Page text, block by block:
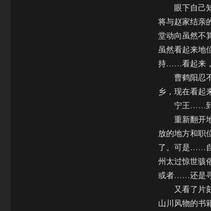
眼下自己知
将与赵家结亲
堂动向虽然不
虽然看起来地
持……看起来，
曹鹤阳忍不
乡，现在看起
宁王……到底
重新翻开地
放的地方和职
了。可是……
州太过惊世骇
或者……还是寻
又看了片刻
山川风物的书